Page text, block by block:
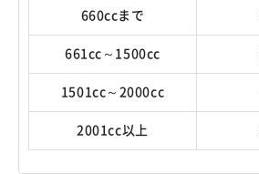
660ccまで
661cc～1500cc
1501cc～2000cc
2001cc以上